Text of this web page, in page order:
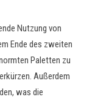
Nutzung von
Ende des zweiten
Paletten zu
Außerdem
was die